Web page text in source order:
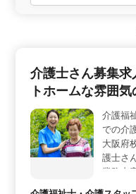
＜駅近で働きやすい
徒歩10分圏内と通勤
務場所です。周辺には
日制で、年間110日の
イベートの両立がしや
ながら働くことができ
や家族との時間を充
を活かせる＞ 介護経
格を持つ方に向けた募
ら、デイサービスでの
介護士さん募集求
トホームな雰囲
介護福祉士
での介
大阪府
護士さ
業務内